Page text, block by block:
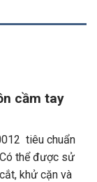
cầm tay
tiêu chuẩn
thể được sử
khử cặn và